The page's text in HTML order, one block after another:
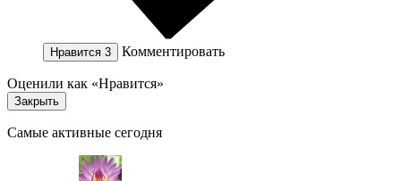
Нравится 3 Комментировать
Оценили как «Нравится»
Закрыть
Самые активные сегодня